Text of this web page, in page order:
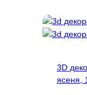
3D
ясеня,